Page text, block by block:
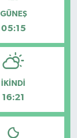
GÜNEŞ
05:15
İKINDI
16:21